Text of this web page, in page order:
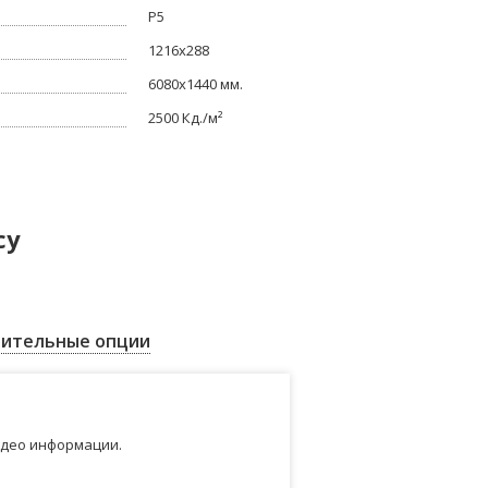
Р5
1216x288
6080x1440 мм.
2500 Кд./м²
опции
информации.